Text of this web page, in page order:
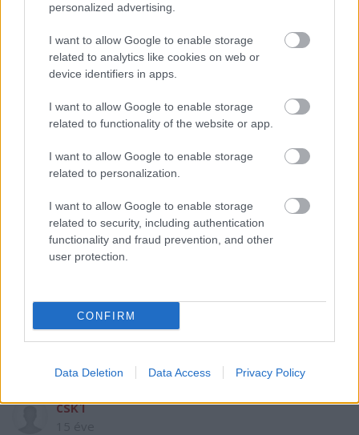
personalized advertising.
I want to allow Google to enable storage
related to analytics like cookies on web or
device identifiers in apps.
I want to allow Google to enable storage
related to functionality of the website or app.
I want to allow Google to enable storage
related to personalization.
I want to allow Google to enable storage
related to security, including authentication
functionality and fraud prevention, and other
user protection.
CONFIRM
Data Deletion Data Access Privacy Policy
filmcomm
15 éve
Urasan megbeszélték, hogy mindkettőt átverte a kis
ribi. Ebben nincs társadalmi különbség...
15 éve
Faterom hozott haza soxor velős csontot, mert csak
2Ft volt darabja. Gyerekként két pofára ettem,
anyám nagyon féltett, hogy elcsapom a gyomrom,
de soha nem volt gond. Évtizedekkel később
megfűztem az asszonyt, hogy főzőn nekem egy jó
folyamatosan vissza akart jönni a kaja, de
kitartottam. Azóta csak módjával eszem, de nagyon
jól esik még mindig.
csk1